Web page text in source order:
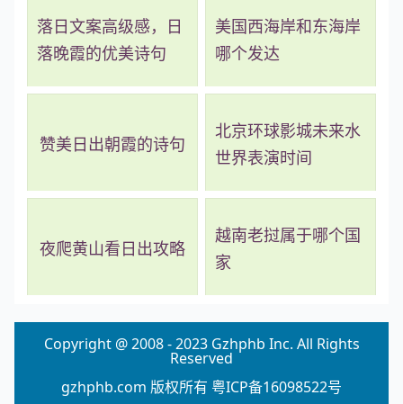
落日文案高级感，日
落晚霞的优美诗句
美国西海岸和东海岸
哪个发达
赞美日出朝霞的诗句
北京环球影城未来水
世界表演时间
夜爬黄山看日出攻略
越南老挝属于哪个国
家
Copyright @ 2008 - 2023 Gzhphb Inc. All Rights
Reserved
gzhphb.com 版权所有 粤ICP备16098522号